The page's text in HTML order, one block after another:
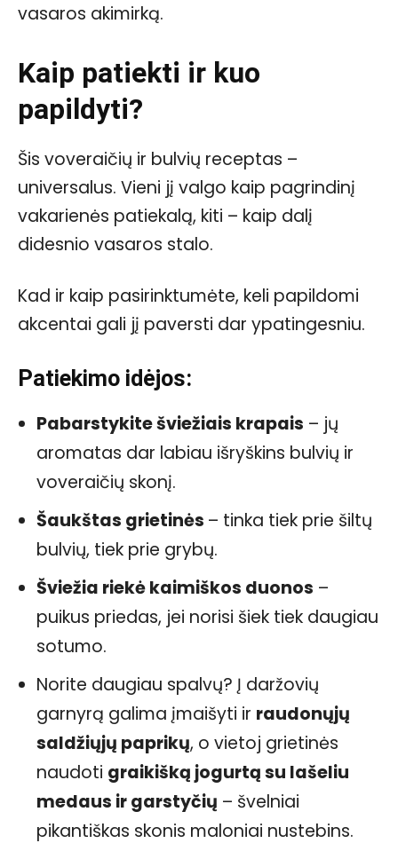
vasaros akimirką.
Kaip patiekti ir kuo
papildyti?
Šis voveraičių ir bulvių receptas –
universalus. Vieni jį valgo kaip pagrindinį
vakarienės patiekalą, kiti – kaip dalį
didesnio vasaros stalo.
Kad ir kaip pasirinktumėte, keli papildomi
akcentai gali jį paversti dar ypatingesniu.
Patiekimo idėjos:
Pabarstykite šviežiais krapais – jų
aromatas dar labiau išryškins bulvių ir
voveraičių skonį.
Šaukštas grietinės – tinka tiek prie šiltų
bulvių, tiek prie grybų.
Šviežia riekė kaimiškos duonos –
puikus priedas, jei norisi šiek tiek daugiau
sotumo.
Norite daugiau spalvų? Į daržovių
garnyrą galima įmaišyti ir raudonųjų
saldžiųjų paprikų, o vietoj grietinės
naudoti graikišką jogurtą su lašeliu
medaus ir garstyčių – švelniai
pikantiškas skonis maloniai nustebins.